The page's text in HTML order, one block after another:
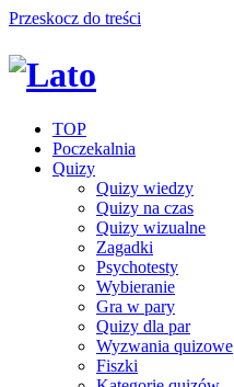
Przeskocz do treści
TOP
Poczekalnia
Quizy
Quizy wiedzy
Quizy na czas
Quizy wizualne
Zagadki
Psychotesty
Wybieranie
Gra w pary
Quizy dla par
Wyzwania quizowe
Fiszki